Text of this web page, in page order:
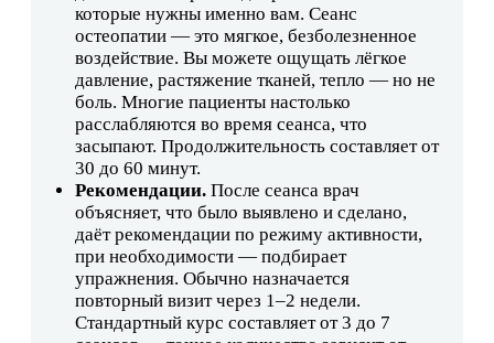
которые нужны именно вам. Сеанс
остеопатии — это мягкое, безболезненное
воздействие. Вы можете ощущать лёгкое
давление, растяжение тканей, тепло — но не
боль. Многие пациенты настолько
расслабляются во время сеанса, что
засыпают. Продолжительность составляет от
30 до 60 минут.
Рекомендации. После сеанса врач
объясняет, что было выявлено и сделано,
даёт рекомендации по режиму активности,
при необходимости — подбирает
упражнения. Обычно назначается
повторный визит через 1–2 недели.
Стандартный курс составляет от 3 до 7